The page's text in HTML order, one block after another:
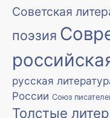
Советская
поэзия
русская
России Союз
Толстые